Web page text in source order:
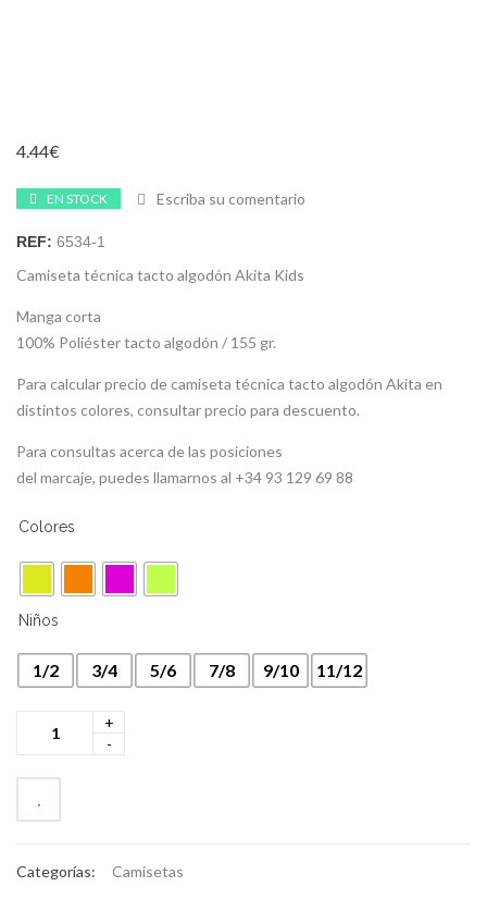
4.44€
EN STOCK Escriba su comentario
REF: 6534-1
Camiseta técnica tacto algodón Akita Kids
Manga corta
100% Poliéster tacto algodón / 155 gr.
Para calcular precio de camiseta técnica tacto algodón Akita en
distintos colores, consultar precio para descuento.
Para consultas acerca de las posiciones
del marcaje, puedes llamarnos al +34 93 129 69 88
Colores
Niños
1/2 3/4 5/6 7/8 9/10 11/12
Categorías: Camisetas